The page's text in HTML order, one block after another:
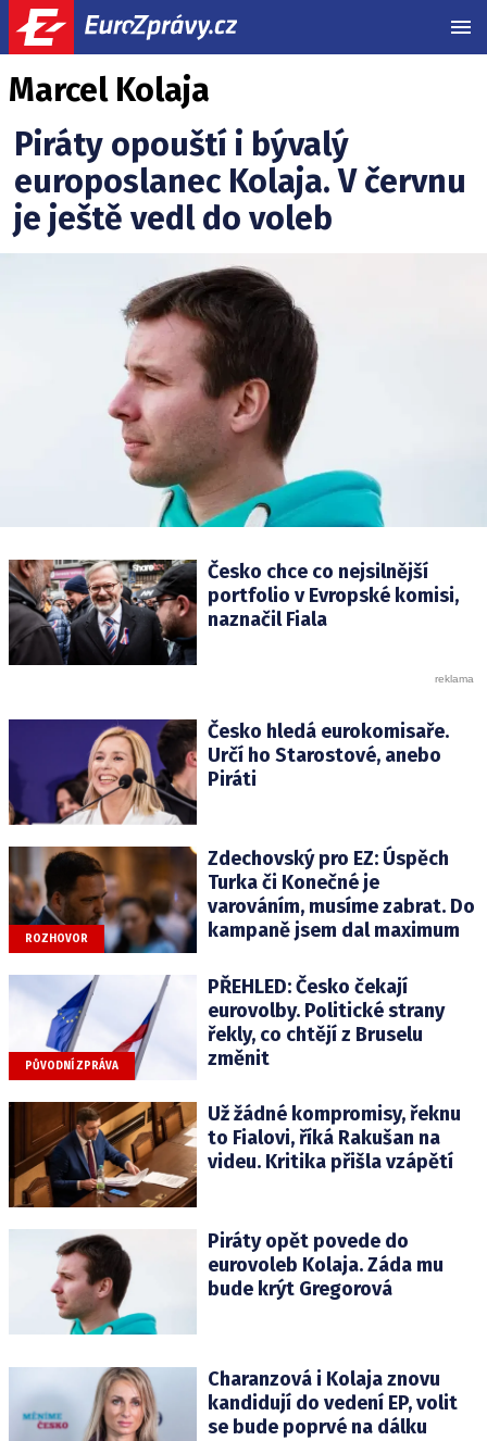
Marcel Kolaja
Piráty opouští i bývalý
europoslanec Kolaja. V červnu
je ještě vedl do voleb
Česko chce co nejsilnější
portfolio v Evropské komisi,
naznačil Fiala
Česko hledá eurokomisaře.
Určí ho Starostové, anebo
Piráti
ROZHOVOR
Zdechovský pro EZ: Úspěch
Turka či Konečné je
varováním, musíme zabrat. Do
kampaně jsem dal maximum
PŮVODNÍ ZPRÁVA
PŘEHLED: Česko čekají
eurovolby. Politické strany
řekly, co chtějí z Bruselu
změnit
Už žádné kompromisy, řeknu
to Fialovi, říká Rakušan na
videu. Kritika přišla vzápětí
Piráty opět povede do
eurovoleb Kolaja. Záda mu
bude krýt Gregorová
Charanzová i Kolaja znovu
kandidují do vedení EP, volit
se bude poprvé na dálku